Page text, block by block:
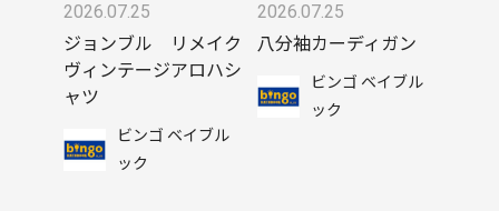
2026.07.25
ジョンブル リメイク
ヴィンテージアロハシ
ャツ
ビンゴ ベイブル
ック
2026.07.25
八分袖カーディガン
ビンゴ ベイブル
ック